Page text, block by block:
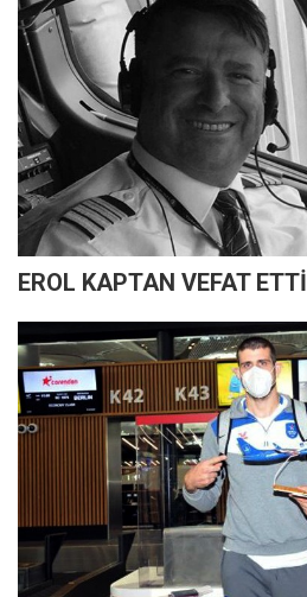
EROL KAPTAN VEFAT ETTİ